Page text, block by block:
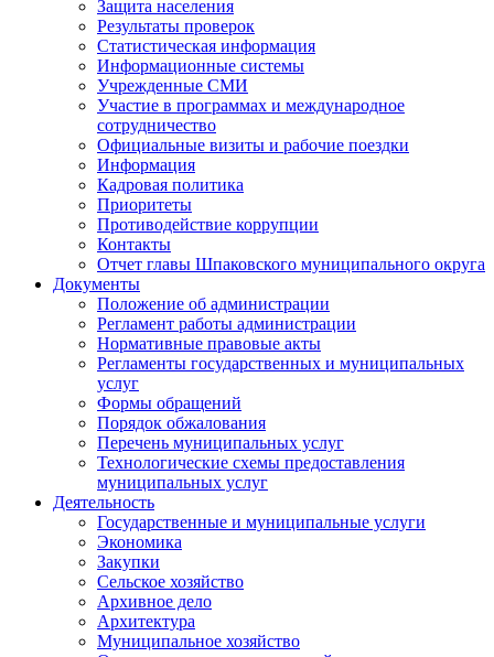
Защита населения
Результаты проверок
Статистическая информация
Информационные системы
Учрежденные СМИ
Участие в программах и международное
сотрудничество
Официальные визиты и рабочие поездки
Информация
Кадровая политика
Приоритеты
Противодействие коррупции
Контакты
Отчет главы Шпаковского муниципального округа
Документы
Положение об администрации
Регламент работы администрации
Нормативные правовые акты
Регламенты государственных и муниципальных
услуг
Формы обращений
Порядок обжалования
Перечень муниципальных услуг
Технологические схемы предоставления
муниципальных услуг
Деятельность
Государственные и муниципальные услуги
Экономика
Закупки
Сельское хозяйство
Архивное дело
Архитектура
Муниципальное хозяйство